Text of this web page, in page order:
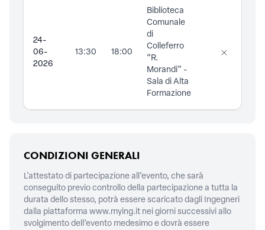
24-
06-
2026
13:30 18:00
Biblioteca
Comunale
di
Colleferro
“R.
Morandi” -
Sala di Alta
Formazione
CONDIZIONI GENERALI
L'attestato di partecipazione all’evento, che sarà
conseguito previo controllo della partecipazione a tutta la
durata dello stesso, potrà essere scaricato dagli Ingegneri
dalla piattaforma www.mying.it nei giorni successivi allo
svolgimento dell’evento medesimo e dovrà essere